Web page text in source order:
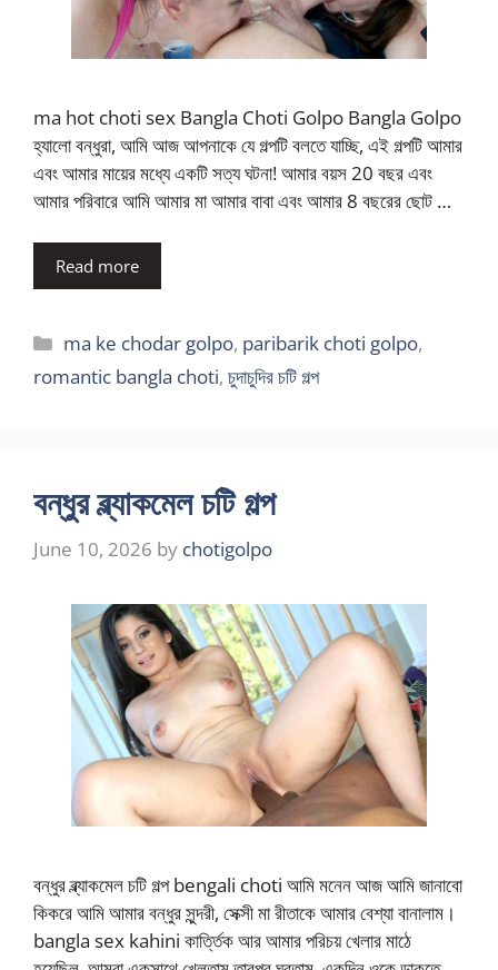
ma hot choti sex Bangla Choti Golpo Bangla Golpo
হ্যালো বন্ধুরা, আমি আজ আপনাকে যে গল্পটি বলতে যাচ্ছি, এই গল্পটি আমার
এবং আমার মায়ের মধ্যে একটি সত্য ঘটনা! আমার বয়স 20 বছর এবং
আমার পরিবারে আমি আমার মা আমার বাবা এবং আমার 8 বছরের ছোট …
Read more
Categories
ma ke chodar golpo, paribarik choti golpo,
romantic bangla choti, চুদাচুদির চটি গল্প
বন্ধুর ব্ল্যাকমেল চটি গল্প
June 10, 2026 by chotigolpo
বন্ধুর ব্ল্যাকমেল চটি গল্প bengali choti আমি মনেন আজ আমি জানাবো
কিকরে আমি আমার বন্ধুর সুন্দরী, সেক্সী মা রীতাকে আমার বেশ্যা বানালাম।
bangla sex kahini কার্ত্তিক আর আমার পরিচয় খেলার মাঠে